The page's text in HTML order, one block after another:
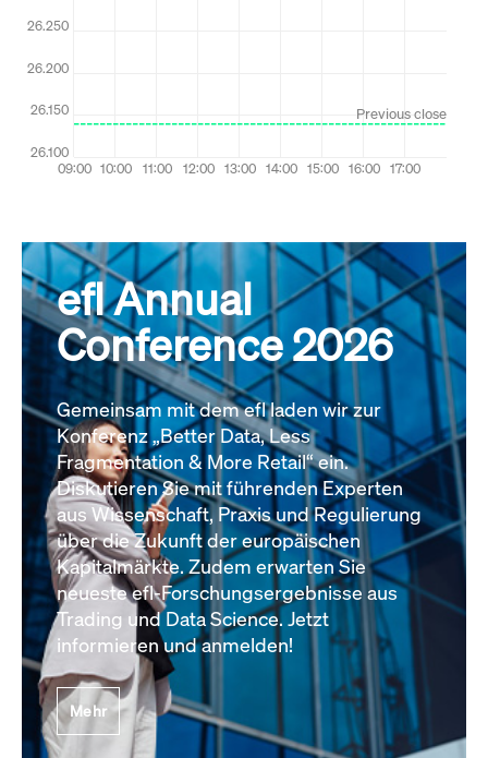
efl Annual
Conference 2026
Gemeinsam mit dem efl laden wir zur
Konferenz „Better Data, Less
Fragmentation & More Retail“ ein.
Diskutieren Sie mit führenden Experten
aus Wissenschaft, Praxis und Regulierung
über die Zukunft der europäischen
Kapitalmärkte. Zudem erwarten Sie
neueste efl-Forschungsergebnisse aus
Trading und Data Science. Jetzt
informieren und anmelden!
Mehr